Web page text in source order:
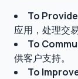
To
应用，处理交
To
供客户支持。
To